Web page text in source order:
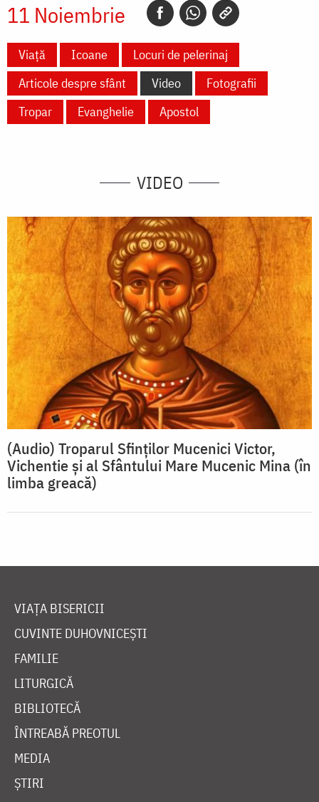
11 Noiembrie
Viață Icoane
Locuri de pelerinaj
Articole despre sfânt
Video
Fotografii
Tropar
Evanghelie Apostol
VIDEO
(Audio) Troparul Sfinților Mucenici Victor,
Vichentie și al Sfântului Mare Mucenic Mina (în
limba greacă)
VIAȚA BISERICII
CUVINTE DUHOVNICEȘTI
FAMILIE
LITURGICĂ
BIBLIOTECĂ
ÎNTREABĂ PREOTUL
MEDIA
ȘTIRI